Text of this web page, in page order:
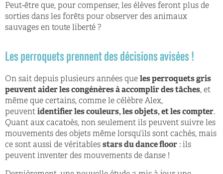
Peut-être que, pour compenser, les élèves feront plus de
sorties dans les forêts pour observer des animaux
sauvages en toute liberté ?
Les perroquets prennent des décisions avisées !
On sait depuis plusieurs années que les perroquets gris
peuvent aider les congénères à accomplir des tâches, et
même que certains, comme le célèbre Alex,
peuvent identifier les couleurs, les objets, et les compter.
Quant aux cacatoès, non seulement ils peuvent suivre les
mouvements des objets même lorsqu’ils sont cachés, mais
ce sont aussi de véritables stars du dance floor : ils
peuvent inventer des mouvements de danse !